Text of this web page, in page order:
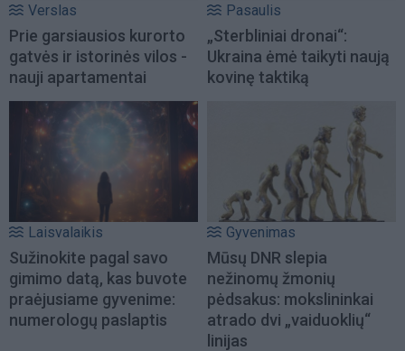
Verslas
Prie garsiausios kurorto
gatvės ir istorinės vilos -
nauji apartamentai
Pasaulis
„Sterbliniai dronai“:
Ukraina ėmė taikyti naują
kovinę taktiką
Laisvalaikis
Sužinokite pagal savo
gimimo datą, kas buvote
praėjusiame gyvenime:
numerologų paslaptis
Gyvenimas
Mūsų DNR slepia
nežinomų žmonių
pėdsakus: mokslininkai
atrado dvi „vaiduoklių“
linijas